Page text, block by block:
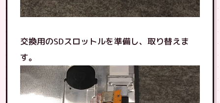
交換用のSDスロットルを準備し、取り替えま
す。